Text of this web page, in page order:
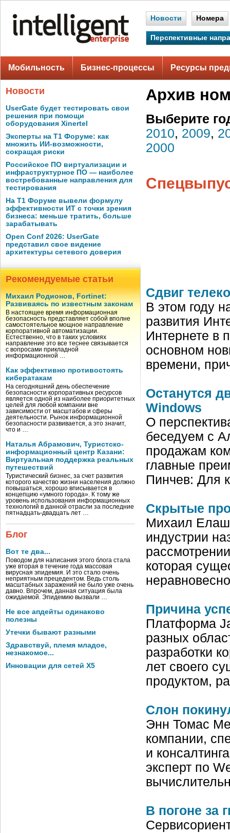
Новости Номера
Перспективные
Мобильность Бизнес-процессы Ресурсы
Новости
UserGate будет тестировать свои
решения при помощи
оборудования Xinertel
Эксперты на Т1 Форуме: как
множить ИИ-возможности,
сокращая риски
Российское ПО виртуализации и
инфраструктурное ПО — наиболее
востребованные направления для
тестирования
На Т1 Форуме вывели формулу
эффективности ИТ с точки зрения
бизнеса: меньше тратить, больше
зарабатывать
Open Conf 2026: UserGate
представил свое видение
архитектуры сетевого доверия
Рекомендуемые статьи
Михаил Родионов, Fortinet:
Развиваясь по известным законам
В настоящее время информационная
безопасность представляет собой вполне
самостоятельное мощное направление
корпоративной автоматизации.
Естественно, что в таких условиях
направление это все теснее связывается
с вопросами прикладной
информационной …
Как эффективно противостоять
кибератакам
На сегодняшний день обеспечение
безопасности корпоративных ресурсов
является одной из наиболее приоритетных
целей для любой компании вне
зависимости от масштабов и сферы
деятельности. Рынок информационной
безопасности развивается, а это значит,
что и …
Наталья Абрамович, Туристско-
информационный центр Казани:
Виртуальная поддержка реальных
путешествий
Туристический бизнес, за счет развития
которого качество жизни населения должно
повышаться, хорошо вписывается в
концепцию «умного города». К тому же
уровень использования информационных
технологий в данной отрасли за последние
пятнадцать-двадцать лет …
Блог
Вот те два...
Поводом для написания этого блога стала
уже вторая в течение года массовая
вирусная эпидемия. И это стало очень
неприятным прецедентом. Ведь столь
масштабных заражений не было уже очень
давно. Впрочем, данная ситуация была
ожидаемой. Эпидемию вызвали …
Не все апдейты одинаково
полезны
Утечки бывают разными
Здравствуй, племя младое,
незнакомое...
Инновации для сетей X5
Архив
Выберите
2010, 2009,
2000
Сдвиг
В этом году
развития
Интернете в
основном
времени,
Останутся
Windows
О
беседуем с
продажам
главные
Пинчев: Для
Скрытые
Михаил
индустрии
которая
Причина
Платформа
разных
разработки
лет своего
продуктом,
Слон
Энн Томас
компании,
и
эксперт по
В погоне за